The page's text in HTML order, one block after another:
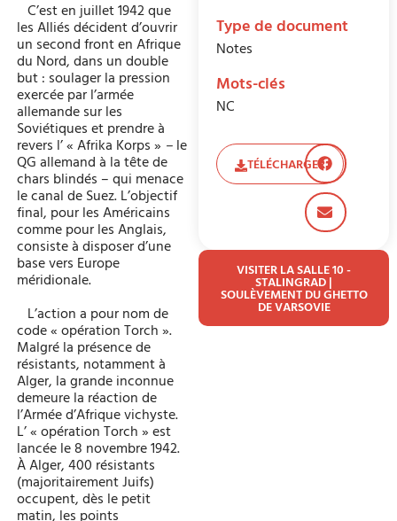
C’est en juillet 1942 que
les Alliés décident d’ouvrir
un second front en Afrique
du Nord, dans un double
but : soulager la pression
exercée par l’armée
allemande sur les
Soviétiques et prendre à
revers l’ « Afrika Korps » –le
QG allemand à la tête de
chars blindés – qui menace
le canal de Suez. L’objectif
final, pour les Américains
comme pour les Anglais,
consiste à disposer d’une
base vers Europe
méridionale.
L’action a pour nom de
code « opération Torch ».
Malgré la présence de
résistants, notamment à
Alger, la grande inconnue
demeure la réaction de
l’Armée d’Afrique vichyste.
L’ « opération Torch » est
lancée le 8 novembre 1942.
À Alger, 400 résistants
(majoritairement Juifs)
occupent, dès le petit
Type de document
Notes
Mots-clés
NC
TÉLÉCHARGER
VISITER LA SALLE 10 -
STALINGRAD |
SOULÈVEMENT DU GHETTO
DE VARSOVIE